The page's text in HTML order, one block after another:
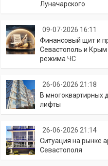
Луначарского
09-07-2026 16:11
Финансовый щит и
Севастополь и Крым
режима ЧС
26-06-2026 21:18
В многоквартирных
лифты
26-06-2026 21:14
Ситуация на рынке
Севастополя